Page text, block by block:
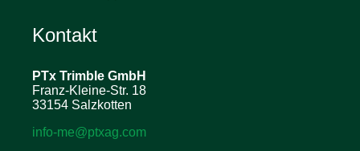
Kontakt
PTx Trimble GmbH
Franz-Kleine-Str. 18
33154 Salzkotten
info-me@ptxag.com